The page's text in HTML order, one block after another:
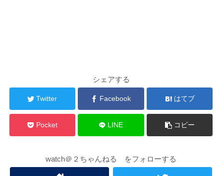
シェアする
Twitter Facebook はてブ
Pocket LINE コピー
watch＠２ちゃんねる をフォローする